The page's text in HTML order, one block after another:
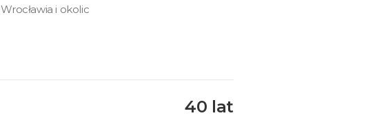
i okolic
40 lat